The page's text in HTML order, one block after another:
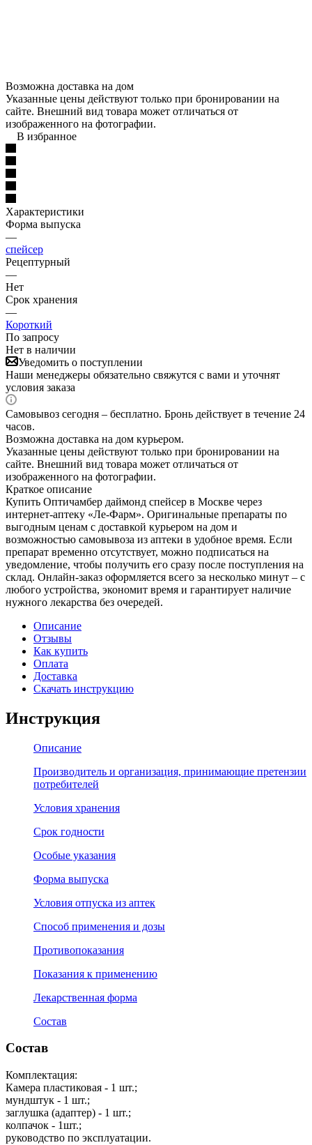
Возможна доставка на дом
Указанные цены действуют только при бронировании на
сайте. Внешний вид товара может отличаться от
изображенного на фотографии.
В избранное
Характеристики
Форма выпуска
—
спейсер
Рецептурный
—
Нет
Срок хранения
—
Короткий
По запросу
Нет в наличии
Уведомить о поступлении
Наши менеджеры обязательно свяжутся с вами и уточнят
условия заказа
Самовывоз сегодня – бесплатно. Бронь действует в течение 24
часов.
Возможна доставка на дом курьером.
Указанные цены действуют только при бронировании на
сайте. Внешний вид товара может отличаться от
изображенного на фотографии.
Краткое описание
Купить Оптичамбер даймонд спейсер в Москве через
интернет-аптеку «Ле-Фарм». Оригинальные препараты по
выгодным ценам с доставкой курьером на дом и
возможностью самовывоза из аптеки в удобное время. Если
препарат временно отсутствует, можно подписаться на
уведомление, чтобы получить его сразу после поступления на
склад. Онлайн-заказ оформляется всего за несколько минут – с
любого устройства, экономит время и гарантирует наличие
нужного лекарства без очередей.
Описание
Отзывы
Как купить
Оплата
Доставка
Скачать инструкцию
Инструкция
Описание
Производитель и организация, принимающие претензии
потребителей
Условия хранения
Срок годности
Особые указания
Форма выпуска
Условия отпуска из аптек
Способ применения и дозы
Противопоказания
Показания к применению
Лекарственная форма
Состав
Состав
Комплектация:
Камера пластиковая - 1 шт.;
мундштук - 1 шт.;
заглушка (адаптер) - 1 шт.;
колпачок - 1шт.;
руководство по эксплуатации.